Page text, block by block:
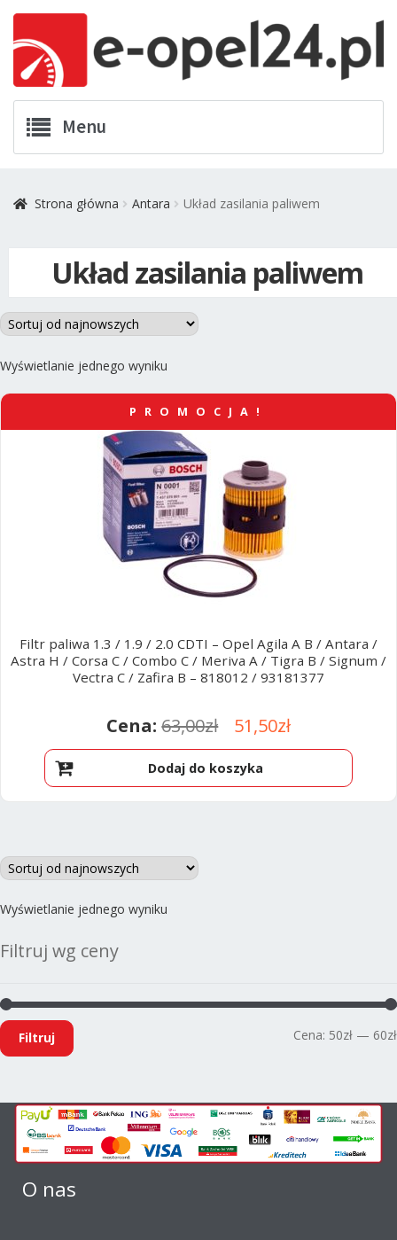
nawigacji
treści
Menu
Kontakt
Koszyk
Promocje
Strona główna Antara Układ zasilania paliwem
Układ zasilania paliwem
Wyświetlanie jednego wyniku
Filtr paliwa 1.3 / 1.9 / 2.0 CDTI – Opel Agila A B / Antara /
Astra H / Corsa C / Combo C / Meriva A / Tigra B / Signum /
Vectra C / Zafira B – 818012 / 93181377
PROMOCJA!
63,00zł
Pierwotna
cena
wynosiła:
51,50złAktualna
cena
wynosi:
Dodaj do koszyka
Wyświetlanie jednego wyniku
Filtruj wg ceny
Filtruj Cena: 50zł — 60zł
O nas